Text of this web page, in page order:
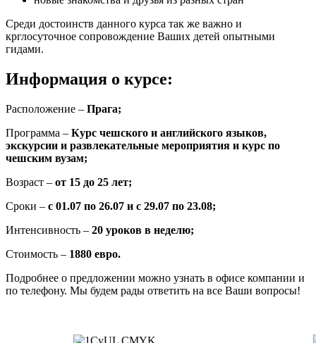
Среди достоинств данного курса так же важно и
крглосуточное сопровождение Ваших детей опытными
гидами.
Информация о курсе:
Расположение – Прага;
Программа – Курс чешского и английского языков,
экскурсии и развлекательные мероприятия и курс по
чешским вузам;
Возраст – от 15 до 25 лет;
Сроки – с 01.07 по 26.07 и с 29.07 по 23.08;
Интенсивность – 20 уроков в неделю;
Стоимость – 1880 евро.
Подробнее о предложении можно узнать в офисе компании и
по телефону. Мы будем рады ответить на все Ваши вопросы!